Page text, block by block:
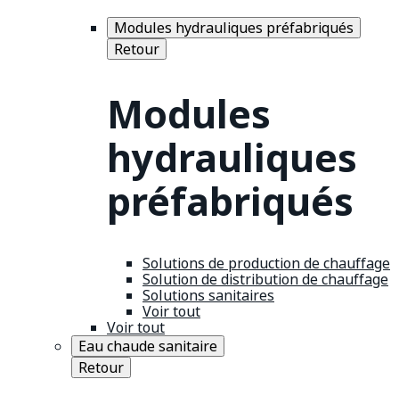
Modules hydrauliques préfabriqués
Retour
Modules
hydrauliques
préfabriqués
Solutions de production de chauffage
Solution de distribution de chauffage
Solutions sanitaires
Voir tout
Voir tout
Eau chaude sanitaire
Retour